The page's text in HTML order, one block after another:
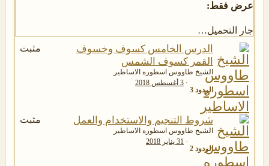
عرض فقط:
جار التحميل…
مثبت
الدرس الخامس كسوف وخسوف
القمر كسوف الشمس
الشيخ طاووس اسطوره الاساطير
الردود 3
3 أغسطس 2018
مثبت شروط التنجيم والاستخدام والعمل
الشيخ طاووس اسطوره الاساطير
الردود 2
31 يناير 2018